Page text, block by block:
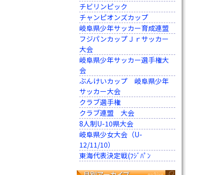
チビリンピック
チャンピオンズカップ
岐阜県少年サッカー育成連盟
フジパンカップＪｒサッカー
大会
岐阜県少年サッカー選手権大
会
ぶんけいカップ 岐阜県少年
サッカー大会
クラブ選手権
クラブ連盟 大会
8人制U-10県大会
岐阜県少女大会（U-
12/11/10）
東海代表決定戦(ﾌｼﾞﾊﾟﾝ